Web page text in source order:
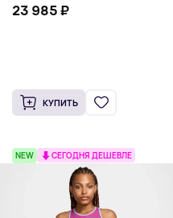
23 985 ₽
КУПИТЬ
NEW СЕГОДНЯ ДЕШЕВЛЕ